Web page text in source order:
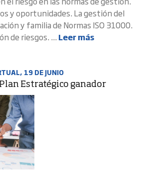
y oportunidades. La gestión del
y familia de Normas ISO 31000.
de riesgos. ... Leer más
19 DE JUNIO
Estratégico ganador